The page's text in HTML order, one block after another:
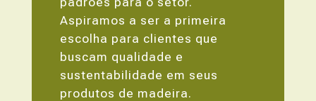
Aspiramos a ser a primeira
escolha para clientes que
buscam qualidade e
sustentabilidade em seus
produtos de madeira.